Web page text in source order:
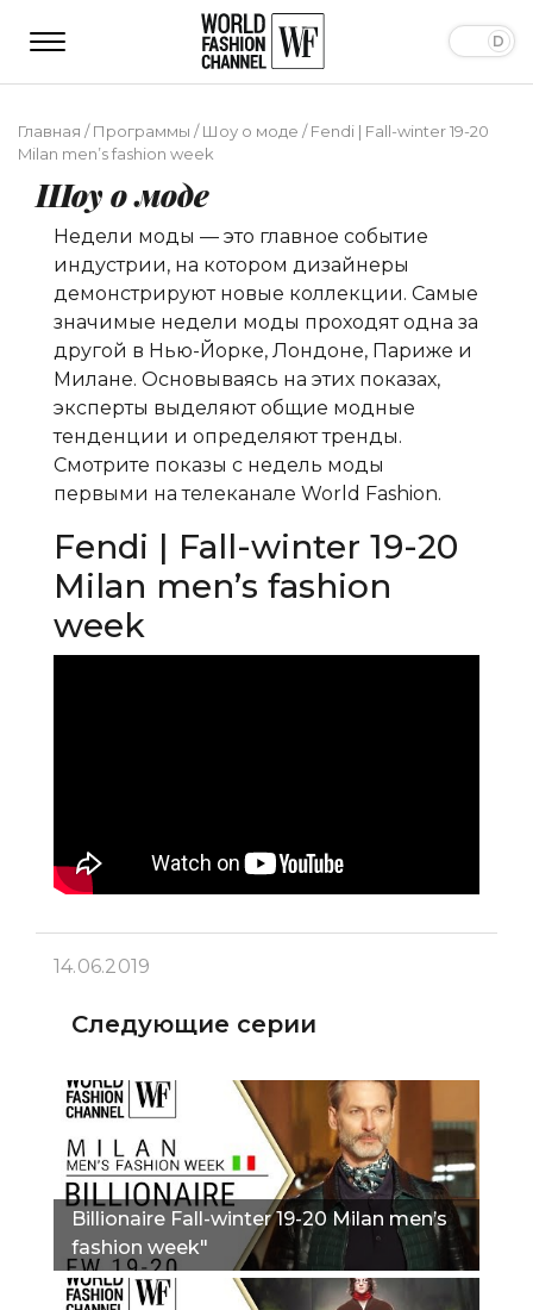
Главная /Программы /Шоу о моде /Fendi | Fall-winter 19-20
Milan men’s fashion week
Шоу о моде
Недели моды — это главное событие
индустрии, на котором дизайнеры
демонстрируют новые коллекции. Самые
значимые недели моды проходят одна за
другой в Нью-Йорке, Лондоне, Париже и
Милане. Основываясь на этих показах,
эксперты выделяют общие модные
тенденции и определяют тренды.
Смотрите показы с недель моды
первыми на телеканале World Fashion.
Fendi | Fall-winter 19-20
Milan men’s fashion
week
14.06.2019
Следующие серии
Billionaire Fall-winter 19-20 Milan men’s
fashion week"